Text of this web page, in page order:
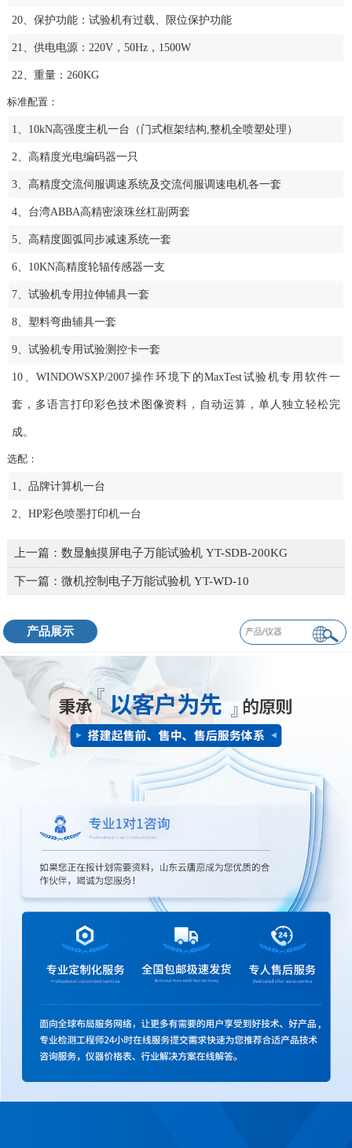
20、保护功能：试验机有过载、限位保护功能
21、供电电源：220V，50Hz，1500W
22、重量：260KG
标准配置：
1、10kN高强度主机一台（门式框架结构,整机全喷塑处理）
2、高精度光电编码器一只
3、高精度交流伺服调速系统及交流伺服调速电机各一套
4、台湾ABBA高精密滚珠丝杠副两套
5、高精度圆弧同步减速系统一套
6、10KN高精度轮辐传感器一支
7、试验机专用拉伸辅具一套
8、塑料弯曲辅具一套
9、试验机专用试验测控卡一套
10、WINDOWSXP/2007操作环境下的MaxTest试验机专用软件一
套，多语言打印彩色技术图像资料，自动运算，单人独立轻松完
成。
选配：
1、品牌计算机一台
2、HP彩色喷墨打印机一台
上一篇： 数显触摸屏电子万能试验机 YT-SDB-200KG
下一篇： 微机控制电子万能试验机 YT-WD-10
产品展示